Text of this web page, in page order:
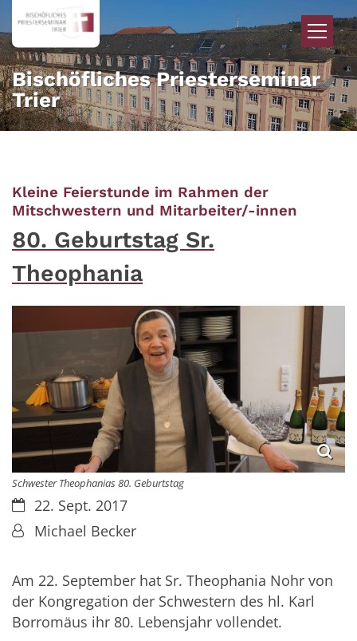
Zum Inhalt springen
Bischöfliches Priesterseminar
Trier
Kleine Feierstunde im Rahmen der
Mitschwestern und Mitarbeiter/-innen
80. Geburtstag Sr.
Theophania
Schwester Theophanias 80. Geburtstag
Datum:22. Sept. 2017
Von:Michael Becker
Am 22. September hat Sr. Theophania Nohr von
der Kongregation der Schwestern des hl. Karl
Borromäus ihr 80. Lebensjahr vollendet.